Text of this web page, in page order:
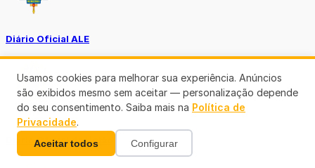
Diário Oficial ALE
Diário Oficial da União
Usamos cookies para melhorar sua experiência. Anúncios
são exibidos mesmo sem aceitar — personalização depende
do seu consentimento. Saiba mais na Política de
Privacidade.
Aceitar todos Configurar